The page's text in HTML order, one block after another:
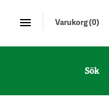
Varukorg (0)
Sök